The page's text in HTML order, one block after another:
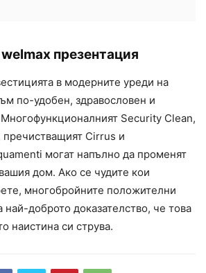
welmax презентация
в модерните уреди на
по-удобен, здравословен и
Security Clean,
пречистващият Cirrus и
могат напълно да променят
дом. Ако се чудите кои
многобройните положителни
най-доброто доказателство, че това
наистина си струва.